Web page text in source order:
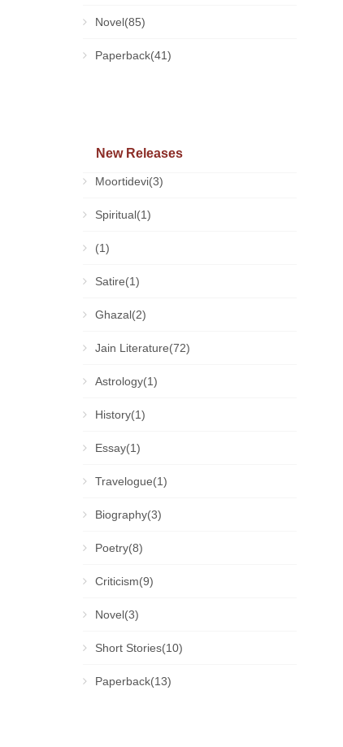
Novel(85)
Paperback(41)
New Releases
Moortidevi(3)
Spiritual(1)
(1)
Satire(1)
Ghazal(2)
Jain Literature(72)
Astrology(1)
History(1)
Essay(1)
Travelogue(1)
Biography(3)
Poetry(8)
Criticism(9)
Novel(3)
Short Stories(10)
Paperback(13)